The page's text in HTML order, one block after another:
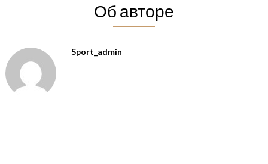
Об авторе
Sport_admin